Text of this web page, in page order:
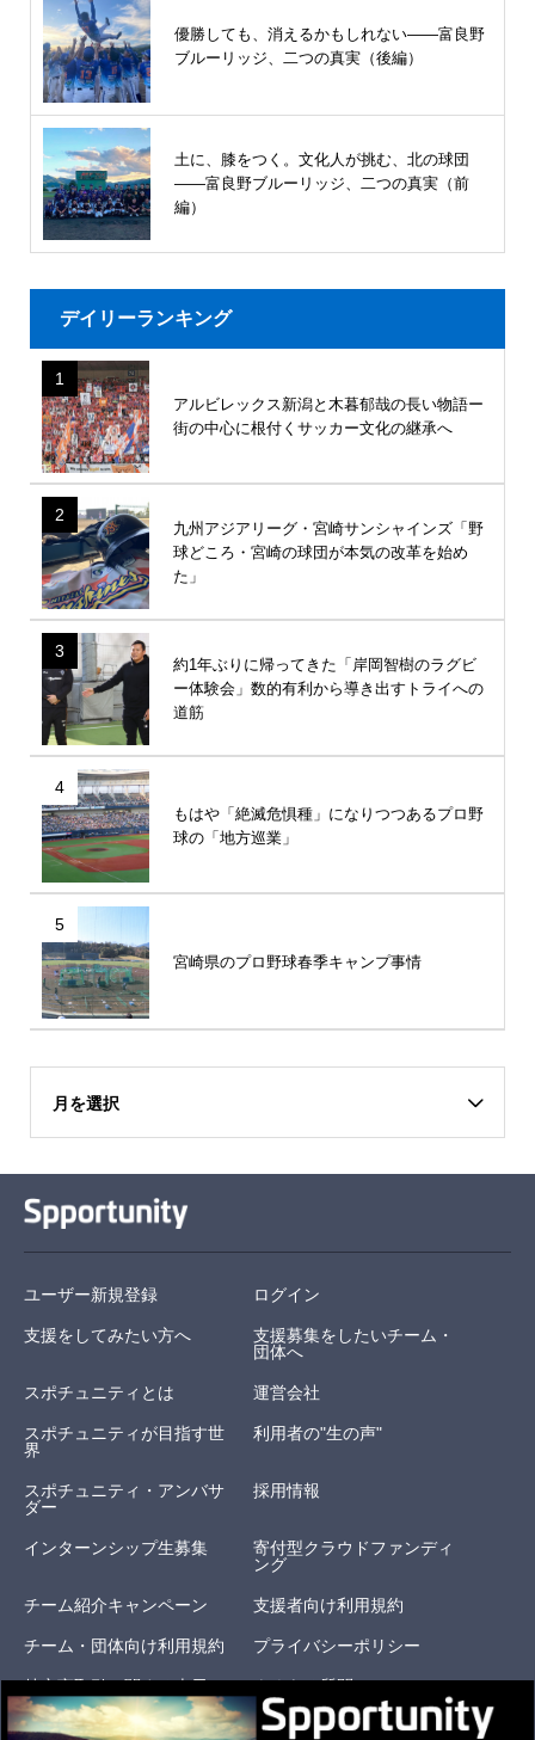
優勝しても、消えるかもしれない――富良野
ブルーリッジ、二つの真実（後編）
土に、膝をつく。文化人が挑む、北の球団
――富良野ブルーリッジ、二つの真実（前
編）
デイリーランキング
1
アルビレックス新潟と木暮郁哉の長い物語ー
街の中心に根付くサッカー文化の継承へ
2
九州アジアリーグ・宮崎サンシャインズ「野
球どころ・宮崎の球団が本気の改革を始め
た」
3
約1年ぶりに帰ってきた「岸岡智樹のラグビ
ー体験会」数的有利から導き出すトライへの
道筋
4
もはや「絶滅危惧種」になりつつあるプロ野
球の「地方巡業」
5
宮崎県のプロ野球春季キャンプ事情
月を選択
ユーザー新規登録 ログイン
支援をしてみたい方へ
支援募集をしたいチーム・
団体へ
スポチュニティとは 運営会社
スポチュニティが目指す世
界
利用者の"生の声"
スポチュニティ・アンバサ
ダー
採用情報
インターンシップ生募集
寄付型クラウドファンディ
ング
チーム紹介キャンペーン 支援者向け利用規約
チーム・団体向け利用規約 プライバシーポリシー
特定商取引に関する表示 よくある質問
お問い合わせ オリジナルリターン